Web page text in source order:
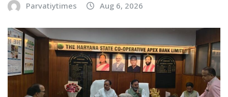
Parvatiytimes Aug 6, 2026